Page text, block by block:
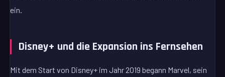
ein.
Disney+ und die Expansion ins Fernsehen
Mit dem Start von Disney+ im Jahr 2019 begann Marvel, sein